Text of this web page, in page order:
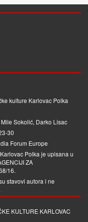
kulture Karlovac Polka
Sokolić, Darko Lisac
30
Forum Europe
Polka je upisana u
ZA
16.
stavovi autora i ne
KULTURE KARLOVAC